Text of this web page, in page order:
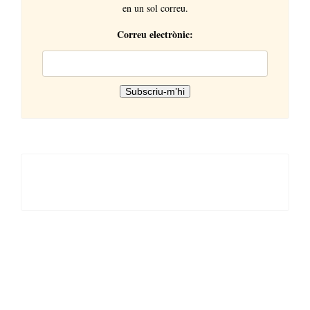
en un sol correu.
Correu electrònic: